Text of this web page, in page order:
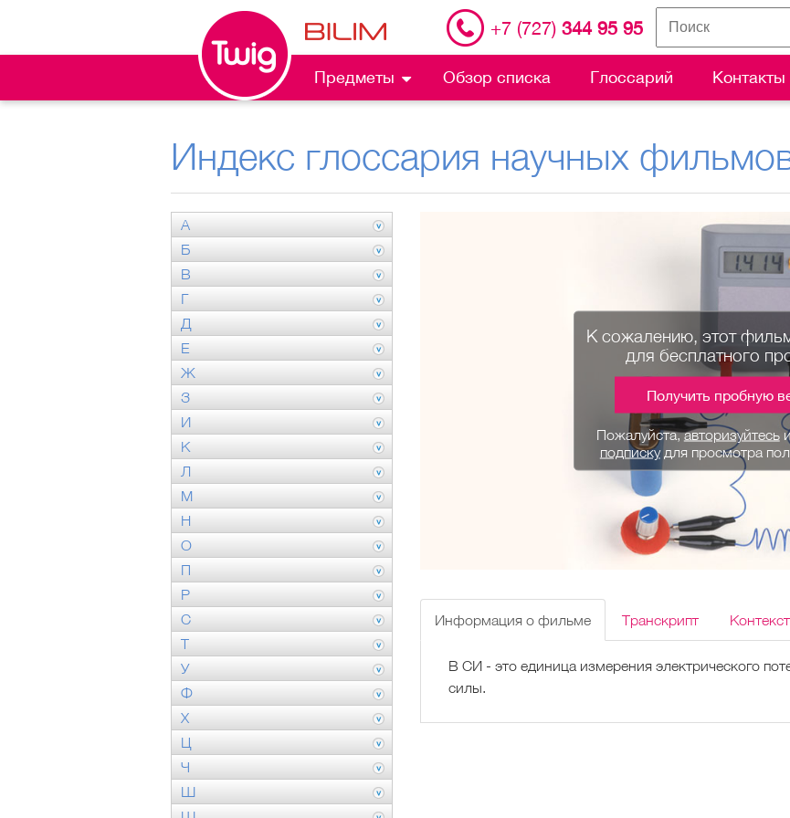
+7 (727) 344 95 95
Предметы Обзор списка Глоссарий Контакты
Индекс глоссария научных
А
Б
В
Г
Д
Е
Ж
З
И
К
Л
М
Н
О
П
Р
С
Т
У
Ф
Х
Ц
Ч
Ш
К сожалению, этот
для бесплатного
Получить пробную
Пожалуйста,авторизуйтесь
подпискудля просмотра
Информация о фильме Транскрипт
В СИ - это единица измерения электрического
силы.